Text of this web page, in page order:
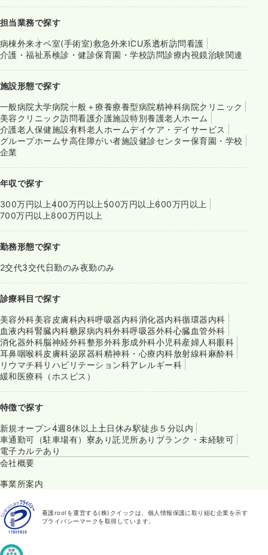
担当業務で探す
病棟外来オペ室(手術室)救急外来ICU系透析訪問看護
介護・福祉系検診・健診保育園・学校訪問診療内視鏡治験関連
施設形態で探す
一般病院大学病院一般＋療養療養型病院精神科病院クリニック
美容クリニック訪問看護介護施設特別養護老人ホーム
介護老人保健施設有料老人ホームデイケア・デイサービス
グループホームサ高住障がい者施設健診センター保育園・学校
企業
年収で探す
300万円以上400万円以上 500万円以上600万円以上
700万円以上800万円以上
勤務形態で探す
2交代3交代日勤のみ夜勤のみ
診療科目で探す
美容外科美容皮膚科内科呼吸器内科消化器内科循環器内科
血液内科腎臓内科糖尿病内科外科呼吸器外科心臓血管外科
消化器外科脳神経外科整形外科形成外科小児科産婦人科眼科
耳鼻咽喉科皮膚科泌尿器科精神科・心療内科放射線科麻酔科
リウマチ科リハビリテーション科アレルギー科
緩和医療科（ホスピス）
特徴で探す
新規オープン4週8休以上 土日休み駅徒歩５分以内
車通勤可（駐車場有） 寮あり託児所あり ブランク・未経験可
電子カルテあり
会社概要
事業所案内
看護roo!を運営する(株)クイックは、個人情報保護に取り組む企業を示す
プライバシーマークを取得しています。